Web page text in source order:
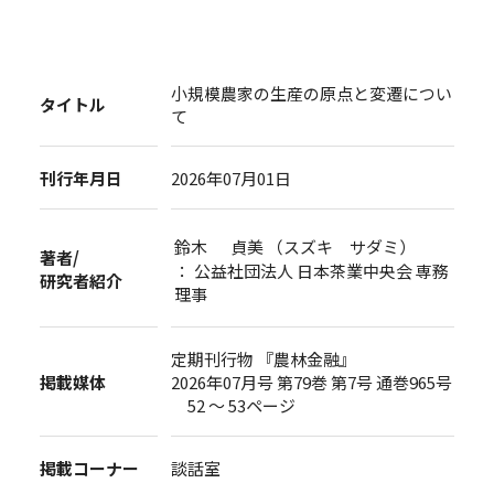
タイトル
小規模農家の生産の原点と変遷につい
て
刊行年月日 2026年07月01日
著者/
研究者紹介
鈴木 貞美 （スズキ サダミ）
： 公益社団法人 日本茶業中央会 専務
理事
掲載媒体
定期刊行物 『農林金融』
2026年07月号 第79巻 第7号 通巻965号
52 ～ 53ページ
掲載コーナー 談話室